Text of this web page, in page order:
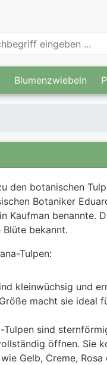
Blumenzwiebeln
den botanischen
Botaniker
Kaufman benannte.
bekannt.
Tulpen:
kleinwüchsig und
macht sie ideal
sind
öffnen. Sie
Gelb, Creme,